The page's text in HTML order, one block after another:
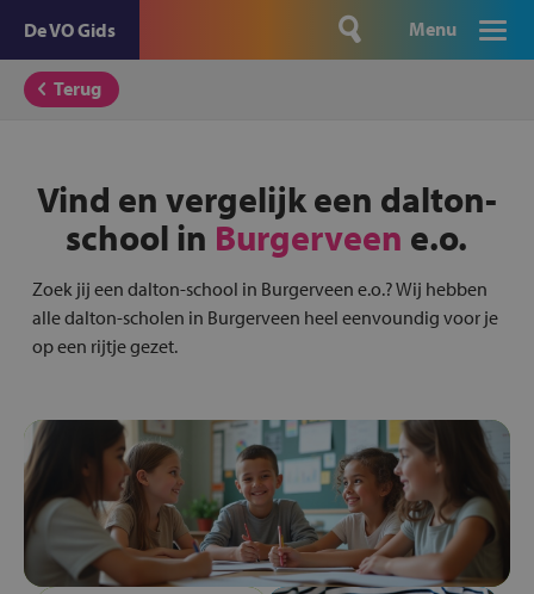
De VO Gids Menu
Terug
Vind en vergelijk een dalton-
school in Burgerveen e.o.
Zoek jij een dalton-school in Burgerveen e.o.? Wij hebben
alle dalton-scholen in Burgerveen heel eenvoundig voor je
op een rijtje gezet.